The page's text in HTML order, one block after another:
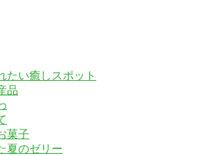
たい癒しスポット
品
菓子
夏のゼリー